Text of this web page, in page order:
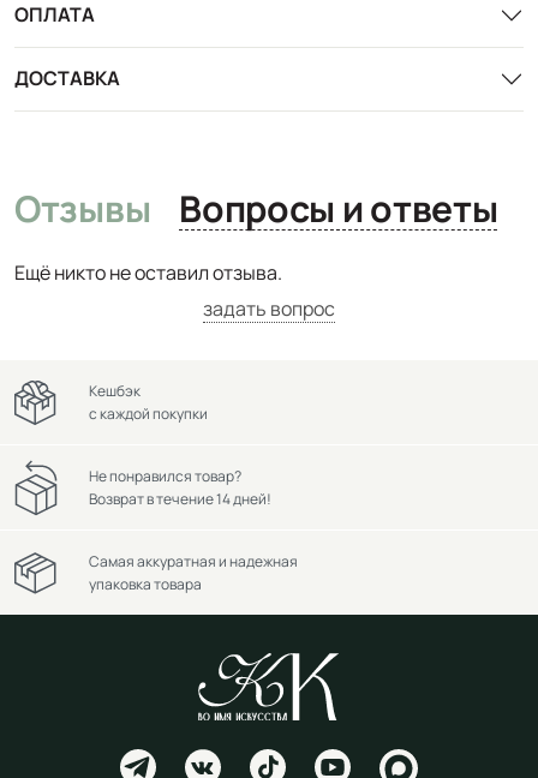
ОПЛАТА
ДОСТАВКА
Отзывы Вопросы и ответы
Ещё никто не оставил отзыва.
задать вопрос
Кешбэк
с каждой покупки
Не понравился товар?
Возврат в течение 14 дней!
Самая аккуратная и надежная
упаковка товара